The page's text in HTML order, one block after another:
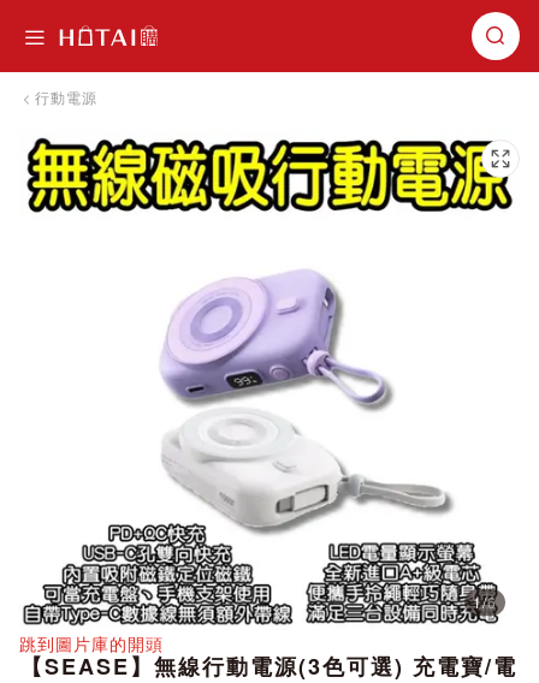
行動電源
跳到圖片庫的末尾
1/6
跳到圖片庫的開頭
分享
【SEASE】無線行動電源(3色可選) 充電寶/電